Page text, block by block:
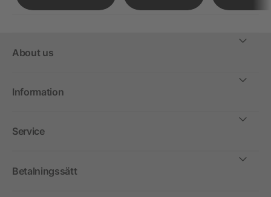
About us
Information
Service
Betalningssätt